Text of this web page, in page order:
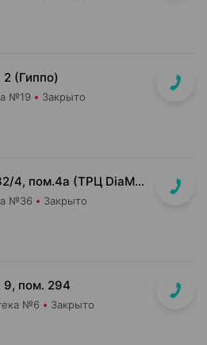
2 (Гиппо)
№19 Закрыто
Щомыслицкий с/с, д. 32/4, пом.4а (ТРЦ DiaMond city, вход напротив магазина Маяк)
№36 Закрыто
9, пом. 294
№6 Закрыто